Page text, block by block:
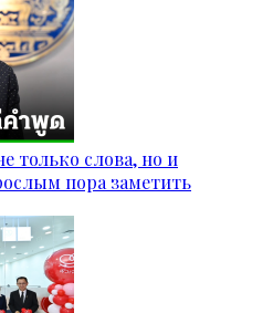
только слова, но и
пора заметить